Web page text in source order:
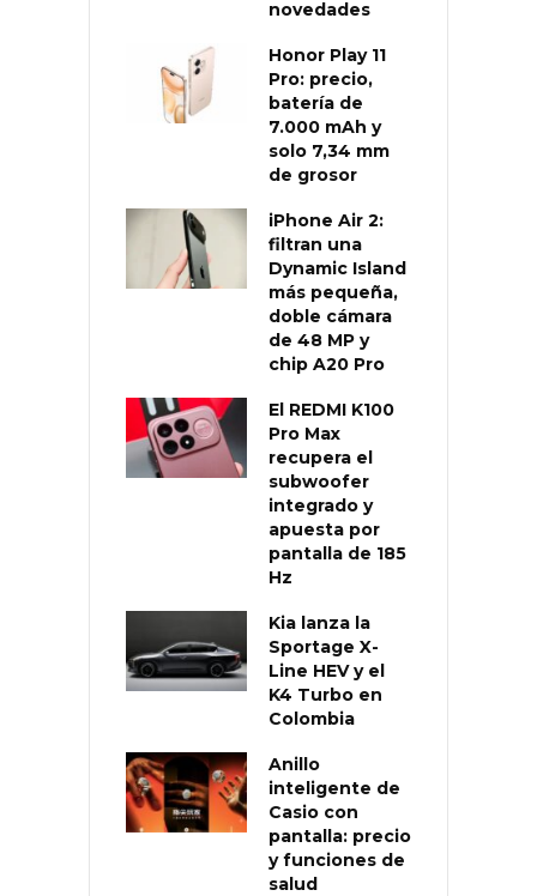
novedades
Honor Play 11
Pro: precio,
batería de
7.000 mAh y
solo 7,34 mm
de grosor
iPhone Air 2:
filtran una
Dynamic Island
más pequeña,
doble cámara
de 48 MP y
chip A20 Pro
El REDMI K100
Pro Max
recupera el
subwoofer
integrado y
apuesta por
pantalla de 185
Hz
Kia lanza la
Sportage X-
Line HEV y el
K4 Turbo en
Colombia
Anillo
inteligente de
Casio con
pantalla: precio
y funciones de
salud